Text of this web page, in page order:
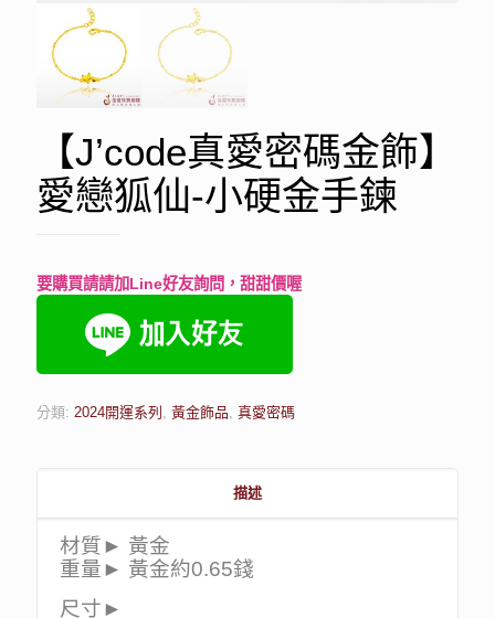
【J’code真愛密碼金飾】
愛戀狐仙-小硬金手鍊
要購買請請加Line好友詢問，甜甜價喔
分類: 2024開運系列 , 黃金飾品, 真愛密碼
描述
材質► 黃金
重量► 黃金約0.65錢
尺寸►